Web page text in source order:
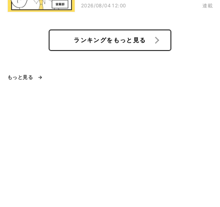
2026/08/04 12:00 連載
ランキングをもっと見る
もっと見る